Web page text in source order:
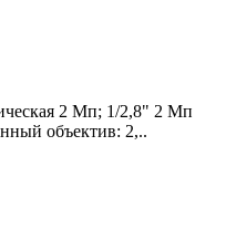
2 Mп; 1/2,8" 2 Mп
объектив: 2,..